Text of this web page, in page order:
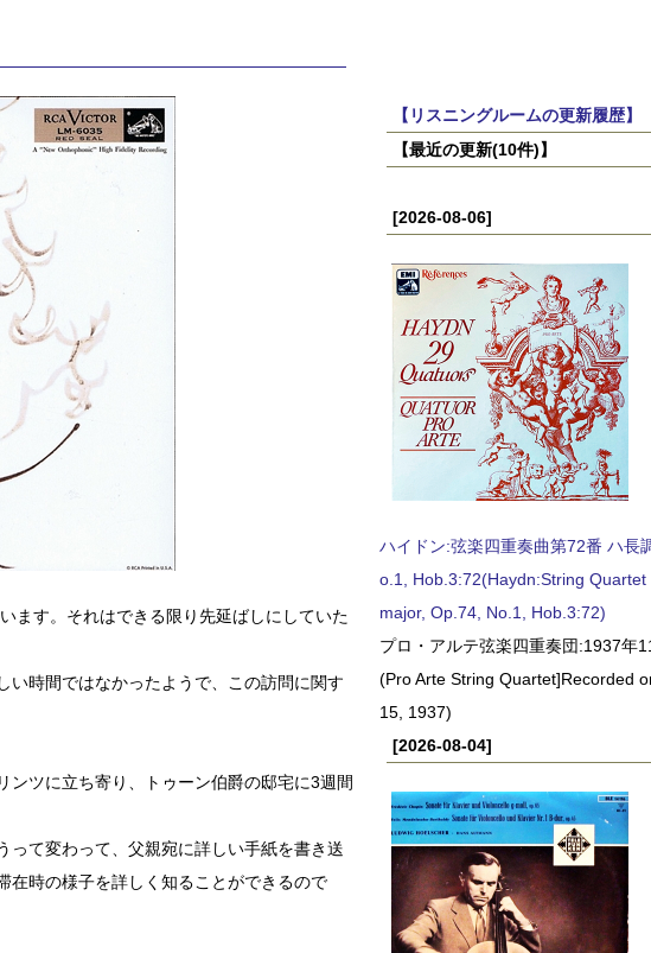
ます。それはできる限り先延ばしにしていた
い時間ではなかったようで、この訪問に関す
ンツに立ち寄り、トゥーン伯爵の邸宅に3週間
って変わって、父親宛に詳しい手紙を書き送
在時の様子を詳しく知ることができるので
【リスニングルームの更新履歴】
【最近の更新(10件)】
[2026-08-06]
ハイドン:弦楽四重奏曲第72番 ハ長
o.1, Hob.3:72(Haydn:String Quartet
major, Op.74, No.1, Hob.3:72)
プロ・アルテ弦楽四重奏団:1937年
(Pro Arte String Quartet]Recorded
15, 1937)
[2026-08-04]